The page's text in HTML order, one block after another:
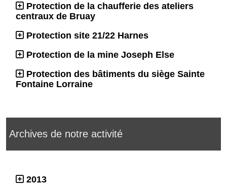
Protection de la chaufferie des ateliers
centraux de Bruay
Protection site 21/22 Harnes
Protection de la mine Joseph Else
Protection des bâtiments du siège Sainte
Fontaine Lorraine
Archives de notre activité
2013